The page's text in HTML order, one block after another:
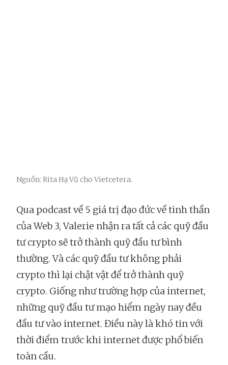
Nguồn: Rita Hạ Vũ cho Vietcetera.
Qua podcast về 5 giá trị đạo đức về tinh thần
của Web 3, Valerie nhận ra tất cả các quỹ đầu
tư crypto sẽ trở thành quỹ đầu tư bình
thường. Và các quỹ đầu tư không phải
crypto thì lại chật vật để trở thành quỹ
crypto. Giống như trường hợp của internet,
những quỹ đầu tư mạo hiểm ngày nay đều
đầu tư vào internet. Điều này là khó tin với
thời điểm trước khi internet được phổ biến
toàn cầu.